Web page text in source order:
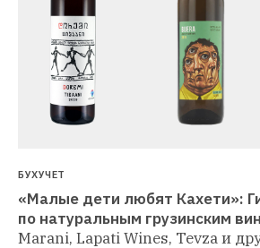
БУХУЧЕТ
«Малые дети любят Кахети»:
по натуральным грузинским
Marani, Lapati Wines, Tevza и